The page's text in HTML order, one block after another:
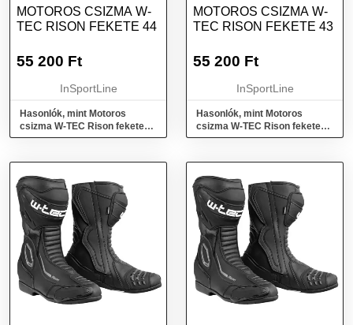
MOTOROS CSIZMA W-
TEC RISON FEKETE 44
55 200 Ft
InSportLine
Hasonlók, mint Motoros
csizma W-TEC Rison fekete
44
MOTOROS CSIZMA W-
TEC RISON FEKETE 43
55 200 Ft
InSportLine
Hasonlók, mint Motoros
csizma W-TEC Rison fekete
43